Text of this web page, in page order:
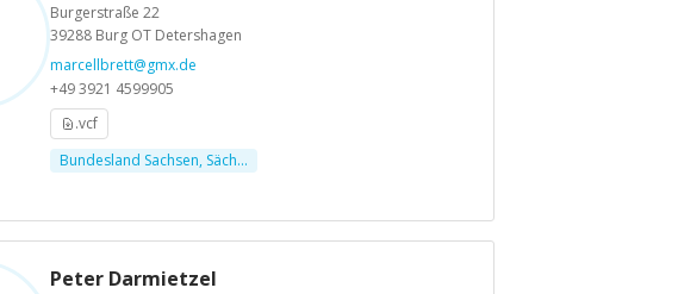
Burgerstraße 22
39288 Burg OT Detershagen
marcellbrett@gmx.de
+49 3921 4599905
.vcf
Bundesland Sachsen, Säch...
Peter Darmietzel